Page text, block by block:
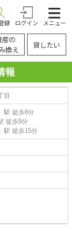
録 ログイン メニュー
産の
換え
貸したい
報
目
」駅 徒歩8分
徒歩9分
」駅 徒歩15分